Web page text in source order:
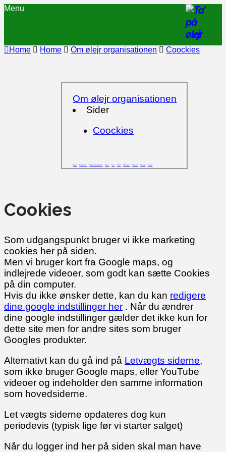
Menu
Home Home Om ølejr organisationen Coockies
Om ølejr organisationen
Sider
Coockies
Drejø Endelave Græsrodsgården Hjerk Lyø Omø Røsnæs Samsø Sejerø Skarø
Cookies
Som udgangspunkt bruger vi ikke marketing
cookies her på siden.
Men vi bruger kort fra Google maps, og
indlejrede videoer, som godt kan sætte Cookies
på din computer.
Hvis du ikke ønsker dette, kan du kan redigere
dine google indstillinger her . Når du ændrer
dine google indstillinger gælder det ikke kun for
dette site men for andre sites som bruger
Googles produkter.
Alternativt kan du gå ind på Letvægts siderne,
som ikke bruger Google maps, eller YouTube
videoer og indeholder den samme information
som hovedsiderne.
Let vægts siderne opdateres dog kun
periodevis (typisk lige før vi starter salget)
Når du logger ind her på siden skal man have